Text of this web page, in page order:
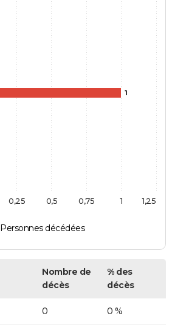
1
Personnes décédées
1
0,25 0,5 0,75 1,25
Nombre de
décès
% des
décès
0 0 %